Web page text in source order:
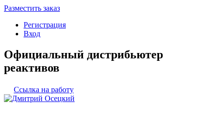
Разместить заказ
Регистрация
Вход
Официальный дистрибьютер
реактивов
Ссылка на работу